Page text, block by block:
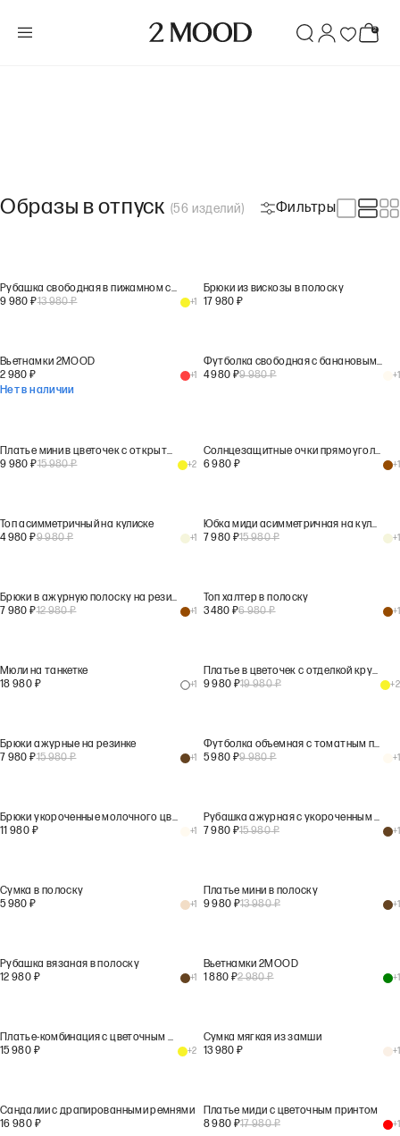
Образы в отпуск (56 изделий) Фильтры
Рубашка свободная в пижамном стиле
9 980 ₽13 980₽ +1
Брюки из вискозы в полоску
17 980 ₽
Вьетнамки 2MOOD
2 980 ₽
Нет в наличии
+1
Футболка свободная с банановым принтом
4 980 ₽9 980₽ +1
Платье мини в цветочек с открытой спиной
9 980 ₽15 980₽ +2
Солнцезащитные очки прямоугольной формы
6 980 ₽ +1
Топ асимметричный на кулиске
4 980 ₽9 980₽ +1
Юбка миди асимметричная на кулиске
7 980 ₽15 980₽ +1
Брюки в ажурную полоску на резинке
7 980 ₽12 980₽ +1
Топ халтер в полоску
3 480 ₽6 980₽ +1
Мюли на танкетке
18 980 ₽ +1
Платье в цветочек с отделкой кружевом
9 980 ₽19 980₽ +2
Брюки ажурные на резинке
7 980 ₽15 980₽ +1
Футболка объемная с томатным принтом
5 980 ₽9 980₽ +1
Брюки укороченные молочного цвета
11 980 ₽ +1
Рубашка ажурная с укороченным рукавом
7 980 ₽15 980₽ +1
Сумка в полоску
5 980 ₽ +1
Платье мини в полоску
9 980 ₽13 980₽ +1
Рубашка вязаная в полоску
12 980 ₽ +1
Вьетнамки 2MOOD
1 880 ₽2 980₽ +1
Платье-комбинация с цветочным принтом
15 980 ₽ +2
Сумка мягкая из замши
13 980 ₽ +1
Сандалии с драпированными ремнями
16 980 ₽
Платье миди с цветочным принтом
8 980 ₽17 980₽ +1